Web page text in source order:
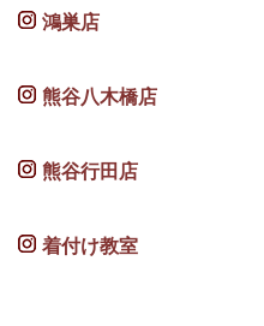
鴻巣店
熊谷八木橋店
熊谷行田店
着付け教室